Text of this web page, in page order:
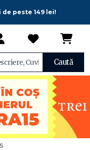
peste 149 lei!
Caută